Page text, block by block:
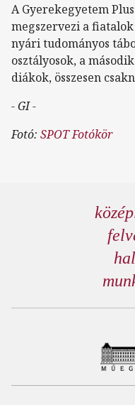
A Gyerekegyetem
megszervezi a
nyári tudományos
osztályosok, a
diákok, összesen
- GI -
Fotó: SPOT Fotókör